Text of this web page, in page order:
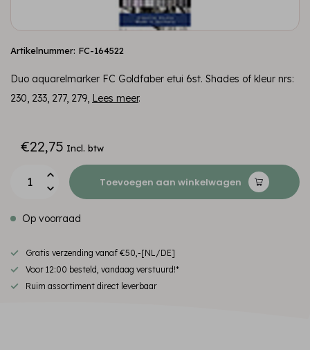
Artikelnummer: FC-164522
Duo aquarelmarker FC Goldfaber etui 6st. Shades of kleur nrs:
230, 233, 277, 279, Lees meer.
€22,75 Incl. btw
Toevoegen aan winkelwagen
Op voorraad
Gratis verzending vanaf €50,-[NL/DE]
Voor 12:00 besteld, vandaag verstuurd!*
Ruim assortiment direct leverbaar